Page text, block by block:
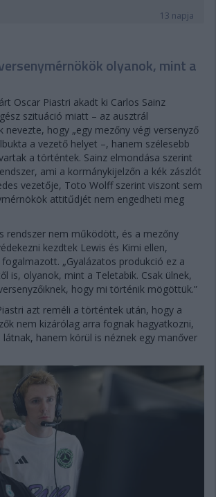
13 napja
olyanok, mint a
Oscar Piastri akadt ki Carlos Sainz
szituáció miatt – az ausztrál
nevezte, hogy „egy mezőny végi versenyző
a vezető helyet –, hanem szélesebb
a történtek. Sainz elmondása szerint
ami a kormánykijelzőn a kék zászlót
vezetője, Toto Wolff szerint viszont sem
attitűdjét nem engedheti meg
rendszer nem működött, és a mezőny
kezdtek Lewis és Kimi ellen,
„Gyalázatos produkció ez a
is, olyanok, mint a Teletabik. Csak ülnek,
hogy mi történik mögöttük.”
azt reméli a történtek után, hogy a
nem kizárólag arra fognak hagyatkozni,
hanem körül is néznek egy manőver